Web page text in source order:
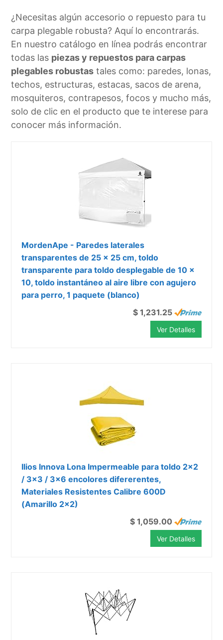
¿Necesitas algún accesorio o repuesto para tu
carpa plegable robusta? Aquí lo encontrarás.
En nuestro catálogo en línea podrás encontrar
todas las piezas y repuestos para carpas
plegables robustas tales como: paredes, lonas,
techos, estructuras, estacas, sacos de arena,
mosquiteros, contrapesos, focos y mucho más,
solo de clic en el producto que te interese para
conocer más información.
MordenApe - Paredes laterales
transparentes de 25 x 25 cm, toldo
transparente para toldo desplegable de 10 x
10, toldo instantáneo al aire libre con agujero
para perro, 1 paquete (blanco)
$ 1,231.25
Ver Detalles
Ilios Innova Lona Impermeable para toldo 2x2
/ 3x3 / 3x6 encolores difererentes,
Materiales Resistentes Calibre 600D
(Amarillo 2x2)
$ 1,059.00
Ver Detalles